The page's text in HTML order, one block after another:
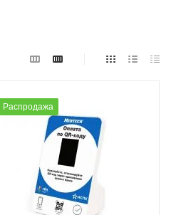
Распродажа